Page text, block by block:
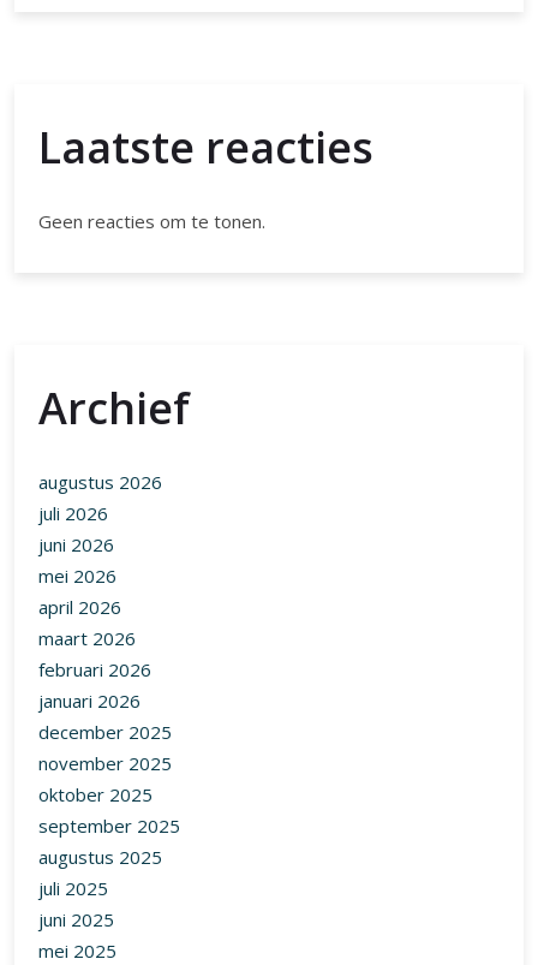
Laatste reacties
Geen reacties om te tonen.
Archief
augustus 2026
juli 2026
juni 2026
mei 2026
april 2026
maart 2026
februari 2026
januari 2026
december 2025
november 2025
oktober 2025
september 2025
augustus 2025
juli 2025
juni 2025
mei 2025